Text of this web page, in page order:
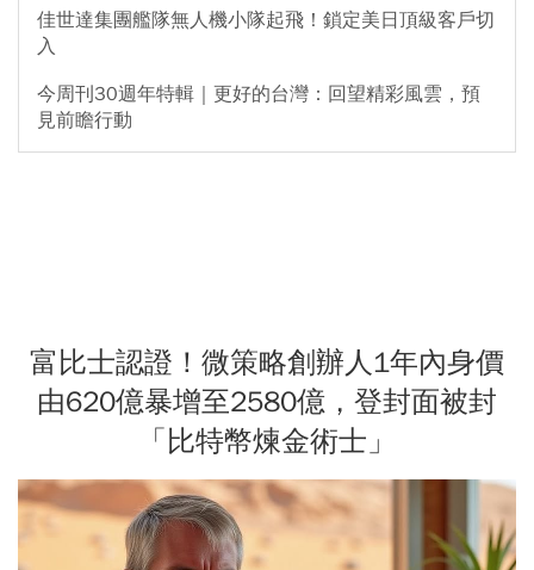
佳世達集團艦隊無人機小隊起飛！鎖定美日頂級客戶切
入
今周刊30週年特輯｜更好的台灣：回望精彩風雲，預
見前瞻行動
富比士認證！微策略創辦人1年內身價
由620億暴增至2580億，登封面被封
「比特幣煉金術士」